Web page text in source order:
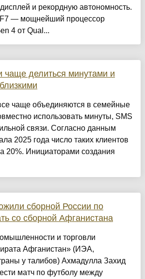
и рекордную автономность.
F7 — мощнейший процессор
4 от Qual...
чаще делиться минутами и
чаще объединяются в семейные
использовать минуты, SMS
связи. Согласно данным
2025 года число таких клиентов
20%. Инициаторами создания
сборной России по
со сборной Афганистана
и торговли
Афганистан» (ИЭА,
у талибов) Ахмадулла Захид
матч по футболу между